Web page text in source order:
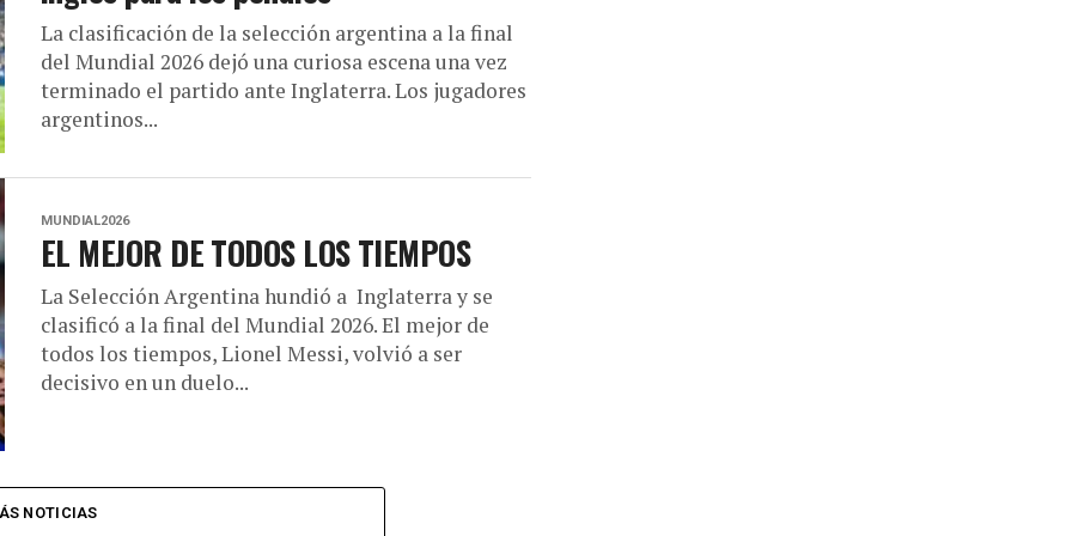
La clasificación de la selección argentina a la final
del Mundial 2026 dejó una curiosa escena una vez
terminado el partido ante Inglaterra. Los jugadores
argentinos...
MUNDIAL2026
EL MEJOR DE TODOS LOS TIEMPOS
La Selección Argentina hundió a Inglaterra y se
clasificó a la final del Mundial 2026. El mejor de
todos los tiempos, Lionel Messi, volvió a ser
decisivo en un duelo...
NOTICIAS